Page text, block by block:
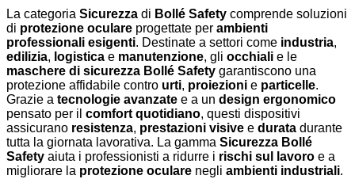
La categoria Sicurezza di Bollé Safety comprende soluzioni
di protezione oculare progettate per ambienti
professionali esigenti. Destinate a settori come industria,
edilizia, logistica e manutenzione, gli occhiali e le
maschere di sicurezza Bollé Safety garantiscono una
protezione affidabile contro urti, proiezioni e particelle.
Grazie a tecnologie avanzate e a un design ergonomico
pensato per il comfort quotidiano, questi dispositivi
assicurano resistenza, prestazioni visive e durata durante
tutta la giornata lavorativa. La gamma Sicurezza Bollé
Safety aiuta i professionisti a ridurre i rischi sul lavoro e a
migliorare la protezione oculare negli ambienti industriali.